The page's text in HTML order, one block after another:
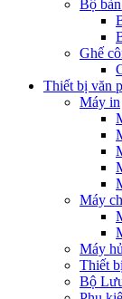
Bộ
Ghế
Thiết bị văn
Máy in
Máy
Máy
Thiết
Bộ